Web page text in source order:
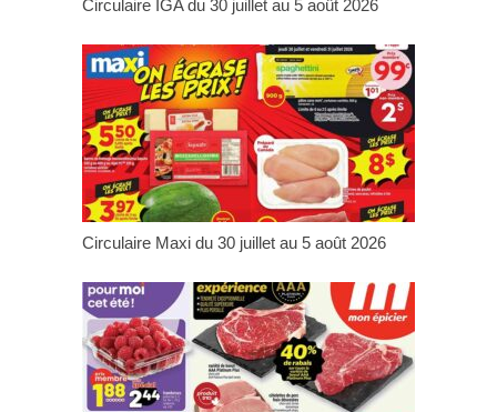
Circulaire IGA du 30 juillet au 5 août 2026
Circulaire Maxi du 30 juillet au 5 août 2026